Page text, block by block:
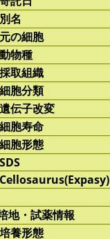
別名
元の細胞
動物種
採取組織
細胞分類
遺伝子改変
細胞寿命
細胞形態
SDS
Cellosaurus(Expasy)
地・試薬情報
培養形態